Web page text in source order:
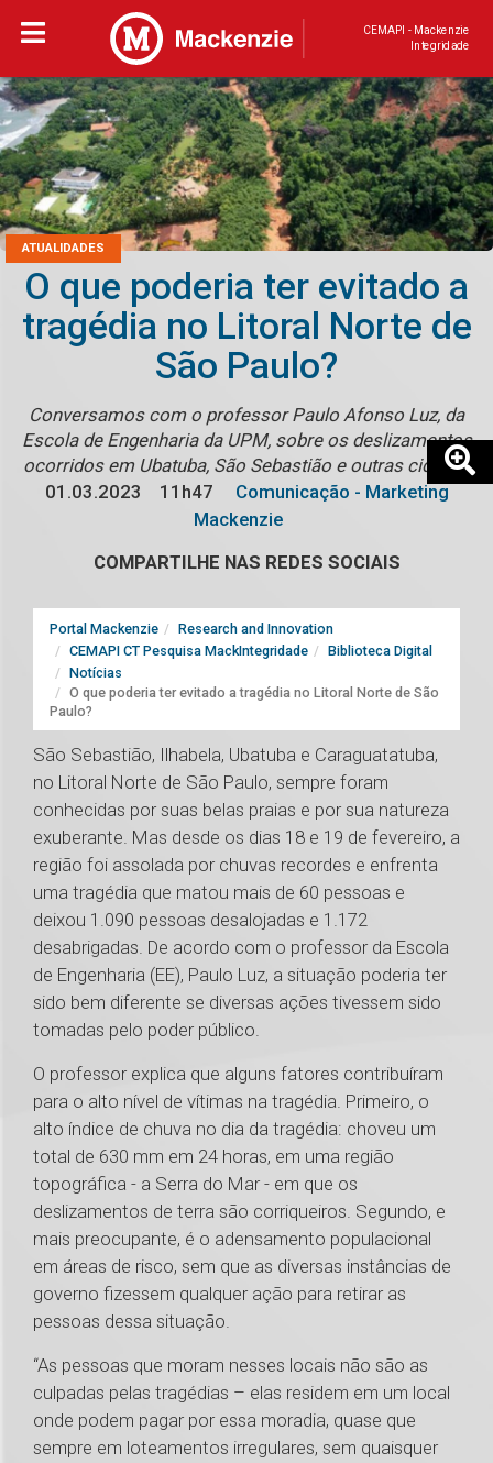
CEMAPI - Mackenzie
Integridade
ATUALIDADES
O que poderia ter evitado a
tragédia no Litoral Norte de
São Paulo?
Conversamos com o professor Paulo Afonso Luz, da
Escola de Engenharia da UPM, sobre os deslizamentos
ocorridos em Ubatuba, São Sebastião e outras cidades
01.03.2023
11h47
Comunicação - Marketing
Mackenzie
COMPARTILHE NAS REDES SOCIAIS
Portal Mackenzie
Research and Innovation
CEMAPI CT Pesquisa MackIntegridade
Biblioteca Digital
Notícias
O que poderia ter evitado a tragédia no Litoral Norte de São
Paulo?
São Sebastião, Ilhabela, Ubatuba e Caraguatatuba,
no Litoral Norte de São Paulo, sempre foram
conhecidas por suas belas praias e por sua natureza
exuberante. Mas desde os dias 18 e 19 de fevereiro, a
região foi assolada por chuvas recordes e enfrenta
uma tragédia que matou mais de 60 pessoas e
deixou 1.090 pessoas desalojadas e 1.172
desabrigadas. De acordo com o professor da Escola
de Engenharia (EE), Paulo Luz, a situação poderia ter
sido bem diferente se diversas ações tivessem sido
tomadas pelo poder público.
O professor explica que alguns fatores contribuíram
para o alto nível de vítimas na tragédia. Primeiro, o
alto índice de chuva no dia da tragédia: choveu um
total de 630 mm em 24 horas, em uma região
topográfica - a Serra do Mar - em que os
deslizamentos de terra são corriqueiros. Segundo, e
mais preocupante, é o adensamento populacional
em áreas de risco, sem que as diversas instâncias de
governo fizessem qualquer ação para retirar as
pessoas dessa situação.
“As pessoas que moram nesses locais não são as
culpadas pelas tragédias – elas residem em um local
onde podem pagar por essa moradia, quase que
sempre em loteamentos irregulares, sem quaisquer